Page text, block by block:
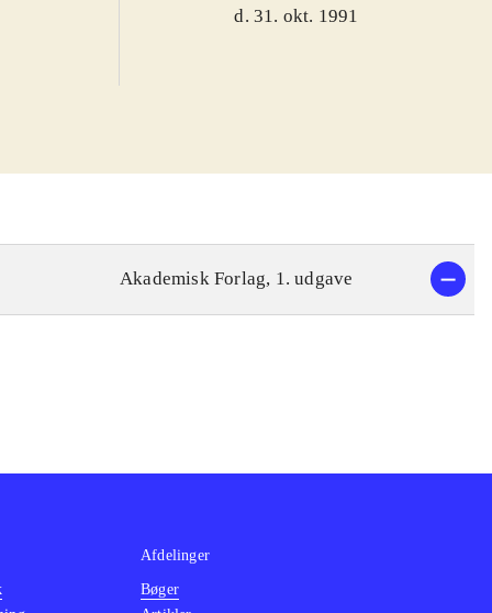
d. 31. okt. 1991
Akademisk Forlag, 1. udgave
Afdelinger
Bøger